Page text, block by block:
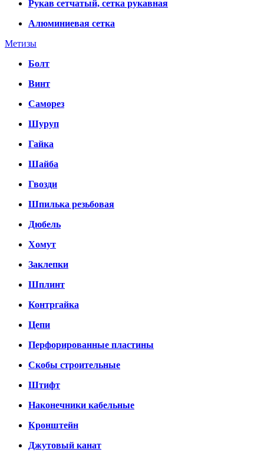
Рукав сетчатый, сетка рукавная
Алюминиевая сетка
Метизы
Болт
Винт
Саморез
Шуруп
Гайка
Шайба
Гвозди
Шпилька резьбовая
Дюбель
Хомут
Заклепки
Шплинт
Контргайка
Цепи
Перфорированные пластины
Скобы строительные
Штифт
Наконечники кабельные
Кронштейн
Джутовый канат